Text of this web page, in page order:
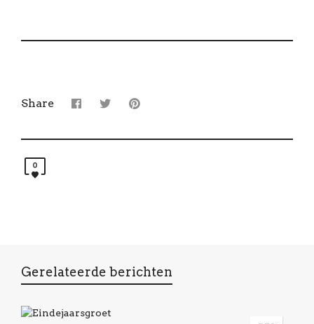
Share
0
Gerelateerde berichten